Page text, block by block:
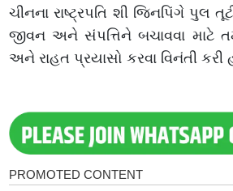
ચીનના રાષ્ટ્રપતિ શી જિનપિંગે પુલ
જીવન અને સંપત્તિને બચાવવા માટે
અને રાહત પ્રયાસો કરવા વિનંતી કરી